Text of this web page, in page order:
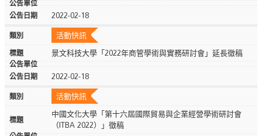
2022-02-18
活動快訊
景文科技大學「2022年商管學術與實務研討會」延長徵稿
2022-02-18
活動快訊
中國文化大學「第十六屆國際貿易與企業經營學術研討會
（ITBA 2022）」徵稿